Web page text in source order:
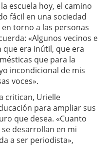
escuela hoy, el camino
fácil en una sociedad
torno a las personas
«Algunos vecinos e
que era inútil, que era
que para la
incondicional de mis
voces».
critican, Urielle
para ampliar sus
que desea. «Cuanto
desarrollan en mi
a ser periodista»,